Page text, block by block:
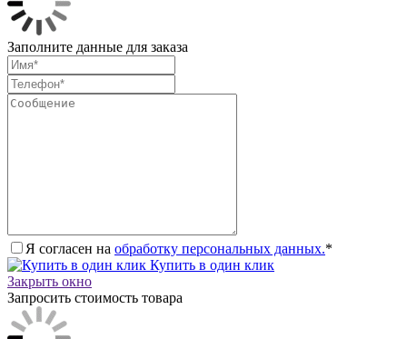
Заполните данные для заказа
Я согласен на обработку персональных данных.*
Купить в один клик
Закрыть окно
Запросить стоимость товара